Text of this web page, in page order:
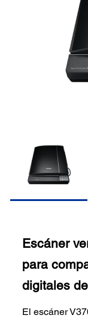
Escáner
para
digitales
El escáner